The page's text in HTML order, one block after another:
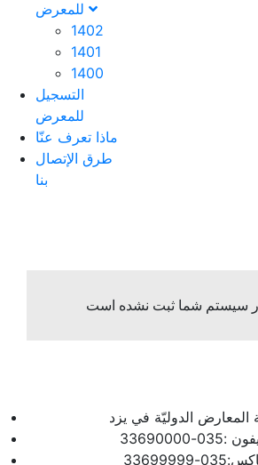
1402
1401
1400
التسجیل
للمعرض
ماذا تعرف عنّا
طرق الإتصال
بنا
الدولیّة في یزد
33690000
33699999